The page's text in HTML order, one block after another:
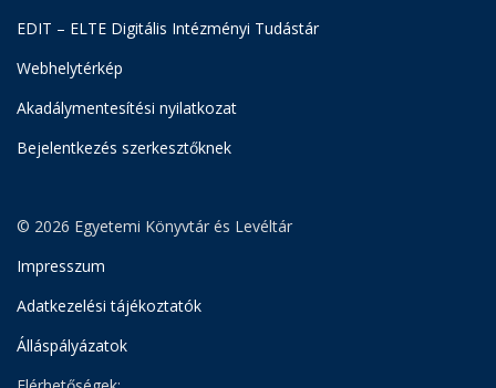
EDIT – ELTE Digitális Intézményi Tudástár
Webhelytérkép
Akadálymentesítési nyilatkozat
Bejelentkezés szerkesztőknek
© 2026 Egyetemi Könyvtár és Levéltár
Impresszum
Adatkezelési tájékoztatók
Álláspályázatok